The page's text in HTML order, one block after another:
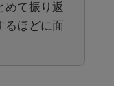
めて振り返
るほどに面